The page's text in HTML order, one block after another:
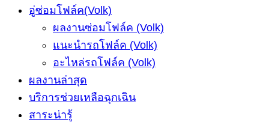
อู่ซ่อมโฟล์ค(Volk)
ผลงานซ่อมโฟล์ค (Volk)
แนะนำรถโฟล์ค (Volk)
อะไหล่รถโฟล์ค (Volk)
ผลงานล่าสุด
บริการช่วยเหลือฉุกเฉิน
สาระน่ารู้